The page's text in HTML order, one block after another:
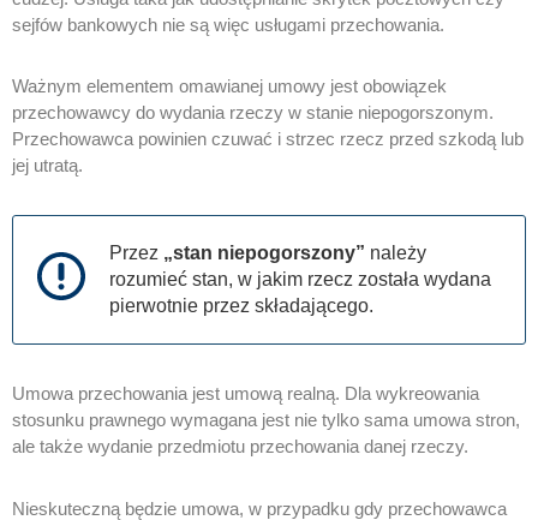
sejfów bankowych nie są więc usługami przechowania.
Ważnym elementem omawianej umowy jest obowiązek
przechowawcy do wydania rzeczy w stanie niepogorszonym.
Przechowawca powinien czuwać i strzec rzecz przed szkodą lub
jej utratą.
Przez „stan niepogorszony” należy
rozumieć stan, w jakim rzecz została wydana
pierwotnie przez składającego.
Umowa przechowania jest umową realną. Dla wykreowania
stosunku prawnego wymagana jest nie tylko sama umowa stron,
ale także wydanie przedmiotu przechowania danej rzeczy.
Nieskuteczną będzie umowa, w przypadku gdy przechowawca